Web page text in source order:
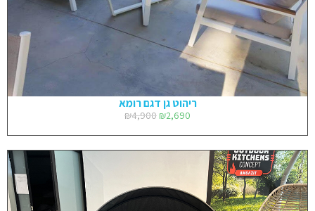
ריהוט גן דגם רומא
₪4,900 ₪2,690